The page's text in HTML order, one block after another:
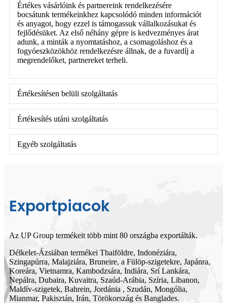
Értékes vásárlóink ​​és partnereink rendelkezésére
bocsátunk termékeinkhez kapcsolódó minden információt
és anyagot, hogy ezzel is támogassuk vállalkozásukat és
fejlődésüket. Az első néhány gépre is kedvezményes árat
adunk, a minták a nyomtatáshoz, a csomagoláshoz és a
fogyóeszközökhöz rendelkezésre állnak, de a fuvardíj a
megrendelőket, partnereket terheli.
Értékesítésen belüli szolgáltatás
Értékesítés utáni szolgáltatás
Egyéb szolgáltatás
Exportpiacok
Az UP Group termékeit több mint 80 országba exportálták.
Délkelet-Ázsiában termékei Thaiföldre, Indonéziára,
Szingapúrra, Malajziára, Bruneire, a Fülöp-szigetekre, Japánra,
Koreára, Vietnamra, Kambodzsára, Indiára, Srí Lankára,
Nepálra, Dubaira, Kuvaitra, Szaúd-Arábia, Szíria, Libanon,
Maldív-szigetek, Bahrein, Jordánia , Szudán, Mongólia,
Mianmar, Pakisztán, Irán, Törökország és Banglades.